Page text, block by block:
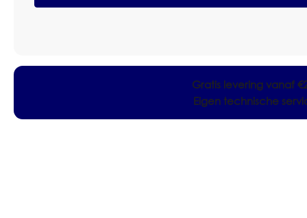
23,5x10,5x1,5cm
Gratis levering vanaf
Eigen technische